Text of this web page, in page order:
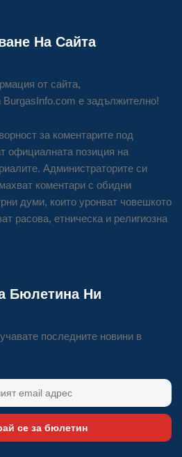
На Сайта
от сайта,
BurgasInfo.com е задължително!
за коментарите под
официалната позиция на
Администраторите си
коментари с обидни
думи, които уронват човешкото
расова, етническа и религиозна
Бюлетина Ни
последните новини в
се за бюлетин